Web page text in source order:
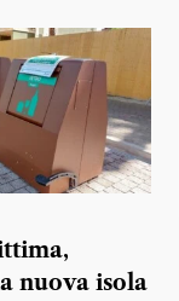
nuova isola